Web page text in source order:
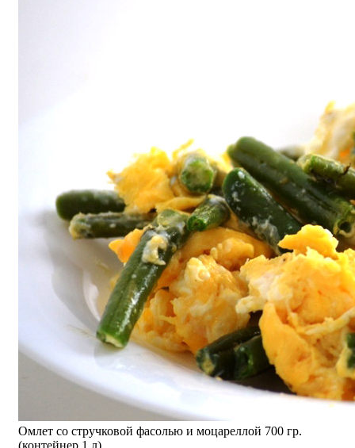
Омлет со стручковой фасолью и моцареллой 700 гр.
(контейнер 1 л)